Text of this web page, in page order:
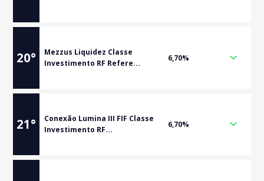
20°
Mezzus Liquidez Classe
Investimento RF Refere...
6,70%
21°
Conexão Lumina III FIF Classe
Investimento RF...
6,70%